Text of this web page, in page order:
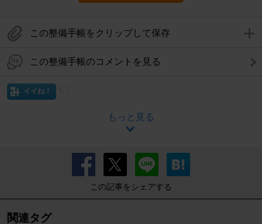
この整備手帳をクリップして保存
この整備手帳のコメントを見る
イイね！
もっと見る
この記事をシェアする
関連タグ